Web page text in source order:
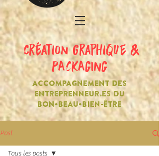
création graphique &
PACKAGING
ACCOMPAGNEMENT DES
ENTREPRENNEUR.ES DU
BON•BEAU•BIEN-ÊTRE
Post
Tous les posts